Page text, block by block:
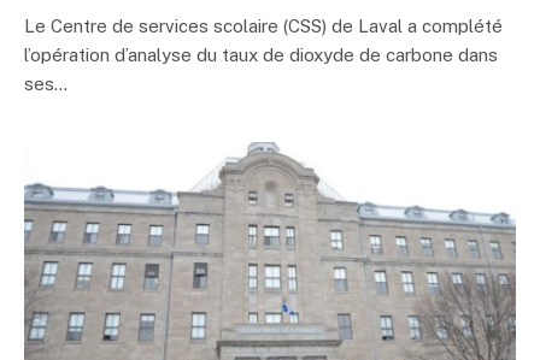
Le Centre de services scolaire (CSS) de Laval a complété
l’opération d’analyse du taux de dioxyde de carbone dans
ses…